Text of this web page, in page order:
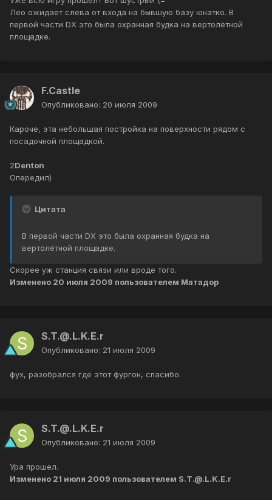
Лео ожидает слева от входа на бывшую базу юнатко. В
первой части DX это была охранная будка на вертолётной
площадке.
F.Castle
Опубликовано: 20 июля 2009
Кароче, эта небольшая постройка на поверхности рядом с
посадочной площадкой.
2Denton
Опередил)
Цитата
В первой части DX это была охранная будка на
вертолётной площадке.
Скорее уж станция связи или вроде того.
Изменено 20 июля 2009 пользователем Матадор
S.T.@.L.K.E.r
Опубликовано: 21 июля 2009
фух, разобрался где этот фургон, спасибо.
S.T.@.L.K.E.r
Опубликовано: 21 июля 2009
Ура прошел.
Изменено 21 июля 2009 пользователем S.T.@.L.K.E.r